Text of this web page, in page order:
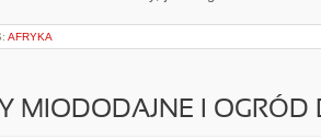
AFRYKA
MIODODAJNE I